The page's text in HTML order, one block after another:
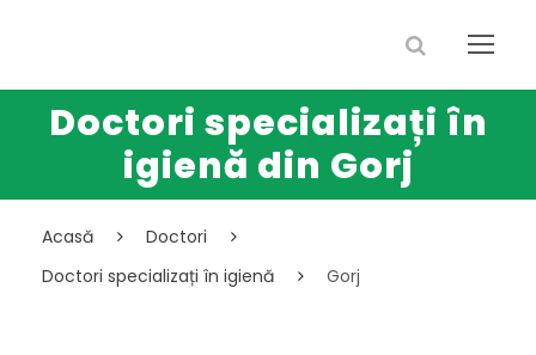
Doctori specializați în
igienă din Gorj
Acasă
Doctori
Doctori specializați în igienă
Gorj